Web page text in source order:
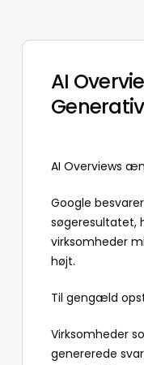
AI
AI Overviews
Google
søgeresultatet,
virksomheder
højt.
Til gengæld
Virksomheder
genererede